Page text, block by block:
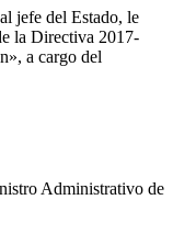
jefe del Estado, le
la Directiva 2017-
a cargo del
Administrativo de